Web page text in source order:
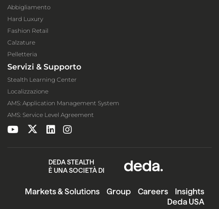
Abbigliamento
Hard Luxury
Fashion Retail
Calzature
Pelletteria
Servizi & Supporto
Stealth Learning Center
Localizzazione
AMS: Application Management System
AMS: Service Level Agreement
DEDA STEALTH
È UNA SOCIETÀ DI
Markets & Solutions Group Careers
Insights
Deda USA